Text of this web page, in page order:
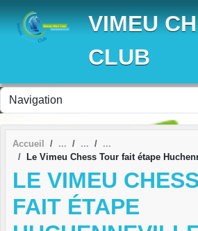
VIMEU
CLUB
Accueil
Le Vimeu Chess Tour fait étape
LE VIMEU
FAIT ÉTAPE